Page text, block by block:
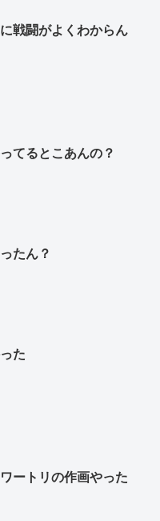
戦闘がよくわからん
てるとこあんの？
たん？
た
ートリの作画やった